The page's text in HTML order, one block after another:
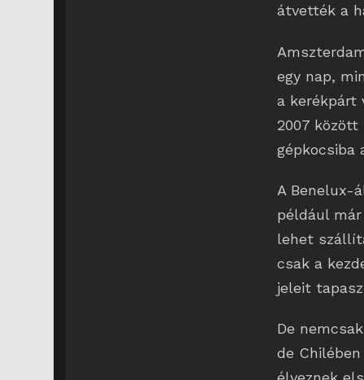
átvették a
egy nap,
a kerékpárt
2007
gépkocsiba
A Benelux-
például
lehet
csak a
jeleit
De
de